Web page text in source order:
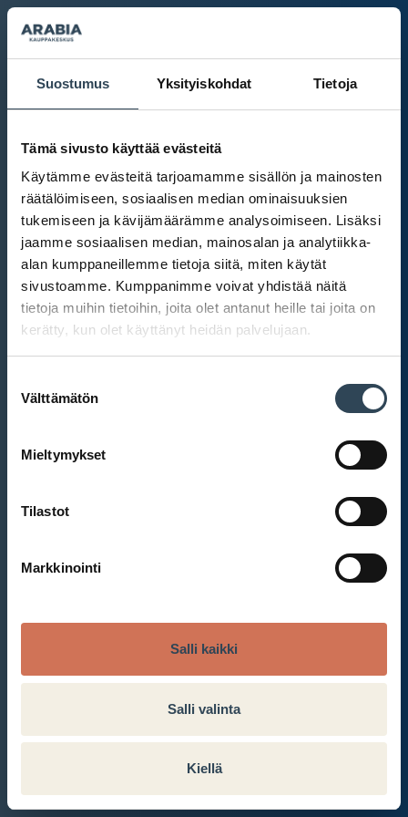
Suostumus Yksityiskohdat Tietoja
Tämä sivusto käyttää evästeitä
Käytämme evästeitä tarjoamamme sisällön ja mainosten
räätälöimiseen, sosiaalisen median ominaisuuksien
tukemiseen ja kävijämäärämme analysoimiseen. Lisäksi
jaamme sosiaalisen median, mainosalan ja analytiikka-
alan kumppaneillemme tietoja siitä, miten käytät
sivustoamme. Kumppanimme voivat yhdistää näitä
tietoja muihin tietoihin, joita olet antanut heille tai joita on
kerätty, kun olet käyttänyt heidän palvelujaan.
valinta
Välttämätön
Mieltymykset
Tilastot
Markkinointi
Salli kaikki
Salli valinta
Kiellä
Kauppakeskus Arabia
Et ole kirjautunut sisään. Kirjaudu sisään